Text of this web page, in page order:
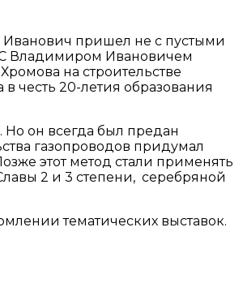
Иванович пришел не с пустыми
С Владимиром Ивановичем
на строительстве
честь 20-летия образования
он всегда был предан
газопроводов придумал
этот метод стали применять
2 и 3 степени, серебряной
тематических выставок.